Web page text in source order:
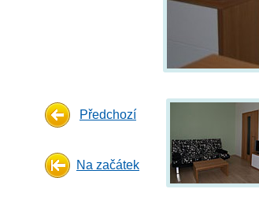
Předchozí
Na začátek